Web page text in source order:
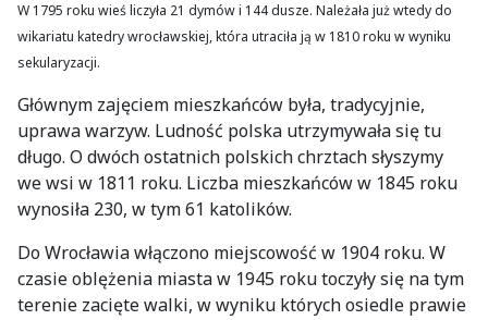
W 1795 roku wieś liczyła 21 dymów i 144 dusze. Należała już wtedy do
wikariatu katedry wrocławskiej, która utraciła ją w 1810 roku w wyniku
sekularyzacji.
Głównym zajęciem mieszkańców była, tradycyjnie,
uprawa warzyw. Ludność polska utrzymywała się tu
długo. O dwóch ostatnich polskich chrztach słyszymy
we wsi w 1811 roku. Liczba mieszkańców w 1845 roku
wynosiła 230, w tym 61 katolików.
Do Wrocławia włączono miejscowość w 1904 roku. W
czasie oblężenia miasta w 1945 roku toczyły się na tym
terenie zacięte walki, w wyniku których osiedle prawie